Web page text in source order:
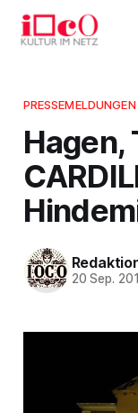
Hagen,
20 Sep.